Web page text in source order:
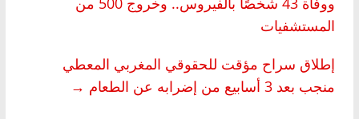
المستشفيات
إطلاق سراح مؤقت للحقوقي المغربي المعطي
منجب بعد 3 أسابيع من إضرابه عن الطعام
→